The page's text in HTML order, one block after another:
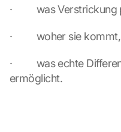
·         was
·         woher sie
·         was echte
ermöglicht.